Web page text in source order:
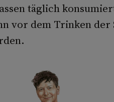
täglich
vor dem Trinken der